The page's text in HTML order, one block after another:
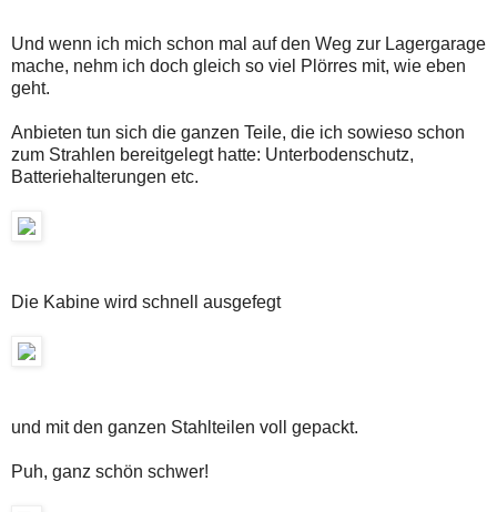
Und wenn ich mich schon mal auf den Weg zur Lagergarage
mache, nehm ich doch gleich so viel Plörres mit, wie eben
geht.
Anbieten tun sich die ganzen Teile, die ich sowieso schon
zum Strahlen bereitgelegt hatte: Unterbodenschutz,
Batteriehalterungen etc.
Die Kabine wird schnell ausgefegt
und mit den ganzen Stahlteilen voll gepackt.
Puh, ganz schön schwer!